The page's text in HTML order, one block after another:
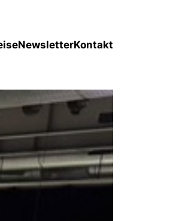
NewsletterKontakt